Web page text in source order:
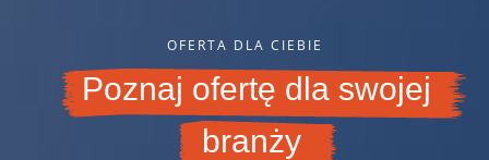
OFERTA DLA CIEBIE
Poznaj ofertę dla swojej
branży